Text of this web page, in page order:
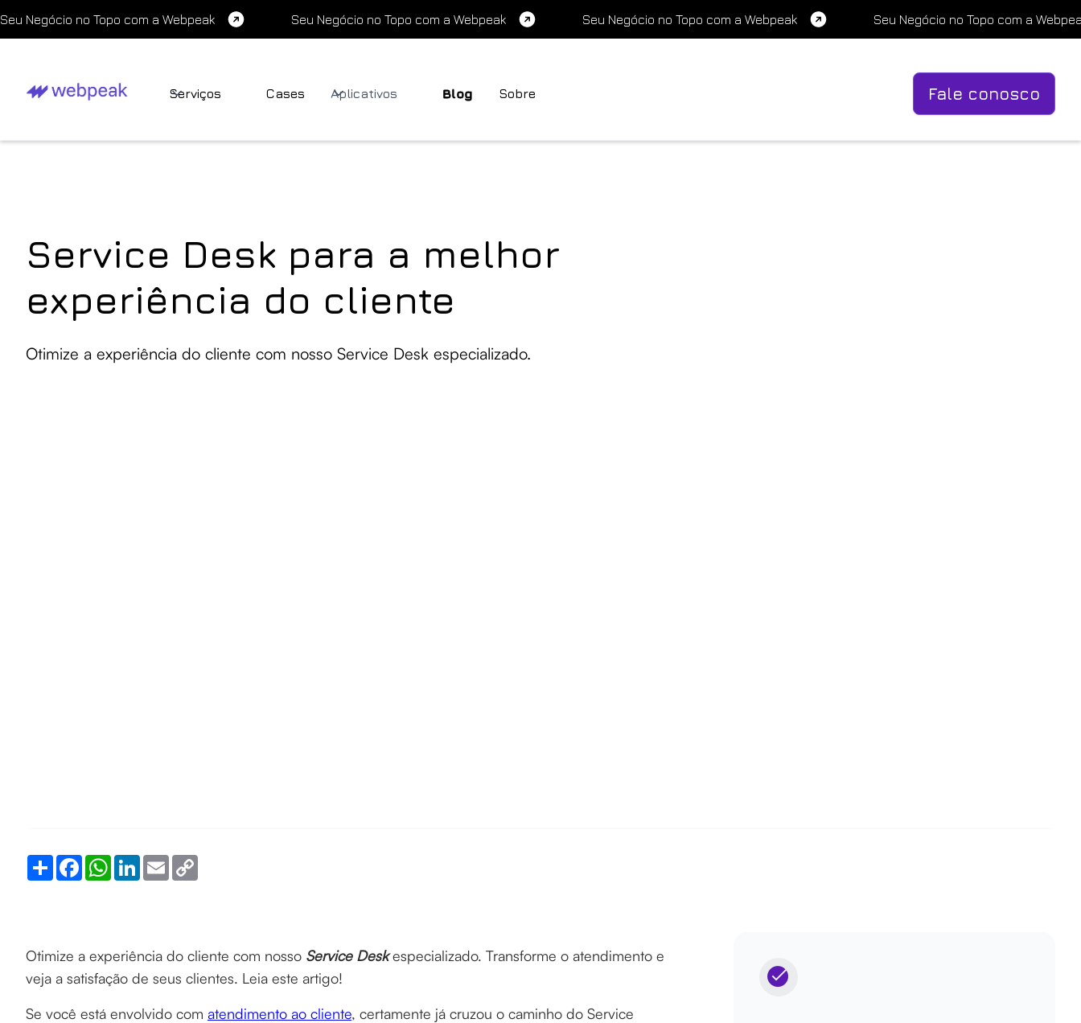
Seu Negócio no Topo com a Webpeak Seu Negócio no Topo com a Webpeak Seu Negócio no Topo com a Webpeak Seu Negócio no Topo com a
Serviços Cases Aplicativos Blog Sobre Fale conosco
Service Desk para a melhor
experiência do cliente
Otimize a experiência do cliente com nosso Service Desk especializado.
Share FacebookWhatsApp
LinkedInEmail
Otimize a experiência do cliente com nosso Service Deskespecializado. Transforme o atendimento e
veja a satisfação de seus clientes. Leia este artigo!
Se você está envolvido com atendimento ao cliente, certamente já cruzou o caminho do Service